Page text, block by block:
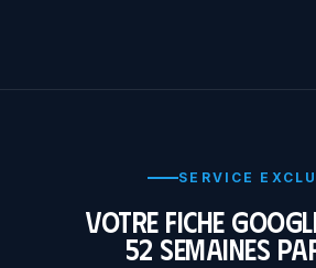
SERVICE
Votre fiche
52 semaines